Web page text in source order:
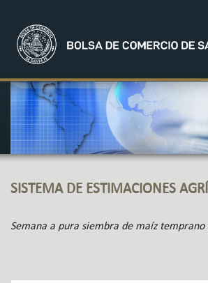
SISTEMA DE ESTIMACIONES
Semana a pura siembra de maíz temprano